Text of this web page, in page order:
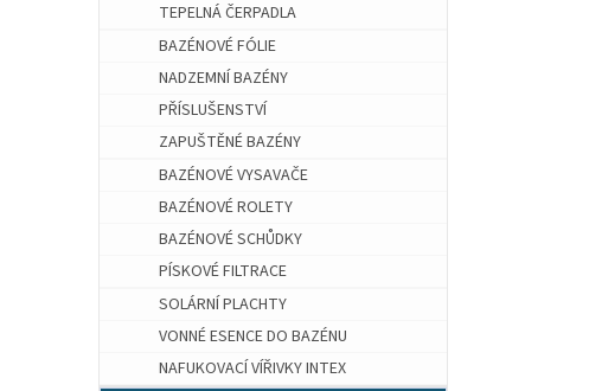
TEPELNÁ ČERPADLA
BAZÉNOVÉ FÓLIE
NADZEMNÍ BAZÉNY
PŘÍSLUŠENSTVÍ
ZAPUŠTĚNÉ BAZÉNY
BAZÉNOVÉ VYSAVAČE
BAZÉNOVÉ ROLETY
BAZÉNOVÉ SCHŮDKY
PÍSKOVÉ FILTRACE
SOLÁRNÍ PLACHTY
VONNÉ ESENCE DO BAZÉNU
NAFUKOVACÍ VÍŘIVKY INTEX